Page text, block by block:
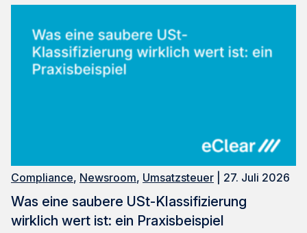
Compliance, Newsroom, Umsatzsteuer | 27. Juli 2026
Was eine saubere USt-Klassifizierung
wirklich wert ist: ein Praxisbeispiel